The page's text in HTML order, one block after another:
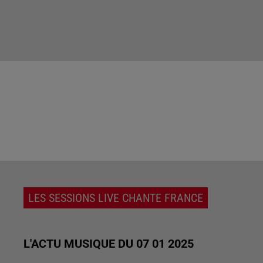
LES SESSIONS LIVE CHANTE FRANCE
L'ACTU MUSIQUE DU 07 01 2025